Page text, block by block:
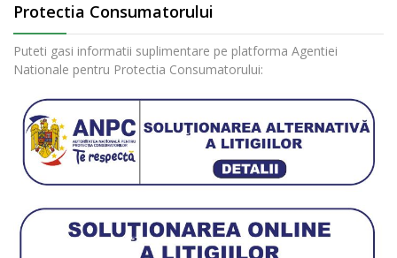
Protectia Consumatorului
Puteti gasi informatii suplimentare pe platforma Agentiei
Nationale pentru Protectia Consumatorului: